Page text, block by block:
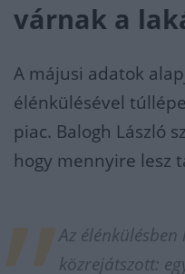
várnak a
A májusi adatok
élénkülésével
piac. Balogh László
hogy mennyire lesz
Az
közrejátszott: